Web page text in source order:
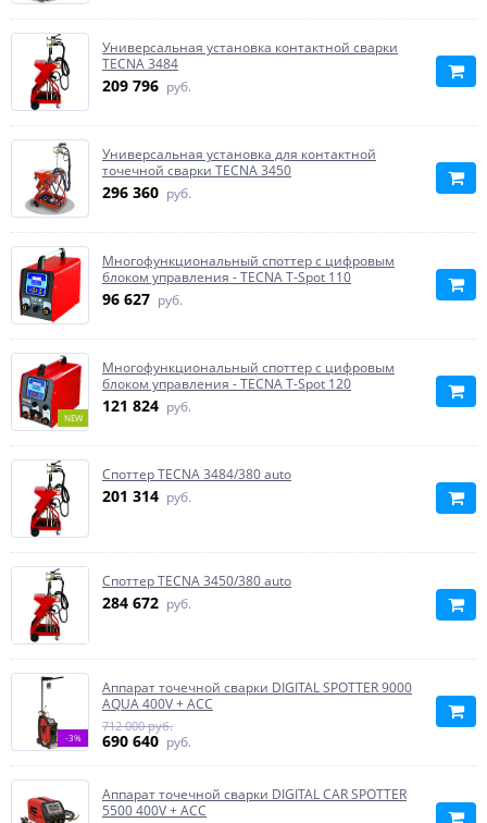
Универсальная установка контактной сварки
TECNA 3484
209 796 руб.
Универсальная установка для контактной
точечной сварки TECNA 3450
296 360 руб.
Многофункциональный споттер с цифровым
блоком управления - TECNA T-Spot 110
96 627 руб.
NEW
Многофункциональный споттер с цифровым
блоком управления - TECNA T-Spot 120
121 824 руб.
Споттер TECNA 3484/380 auto
201 314 руб.
Споттер TECNA 3450/380 auto
284 672 руб.
-3%
Аппарат точечной сварки DIGITAL SPOTTER 9000
AQUA 400V + ACC
690 640 руб.
712 000 руб.
Аппарат точечной сварки DIGITAL CAR SPOTTER
5500 400V + ACC